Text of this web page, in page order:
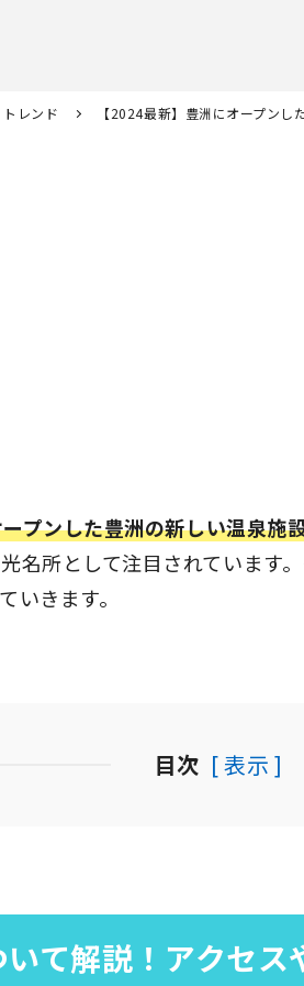
トレンド 【2024最新】豊洲にオープン
プンした豊洲の新しい温泉施
名所として注目されています
いきます。
目次 [ 表示 ]
いて解説！アクセス